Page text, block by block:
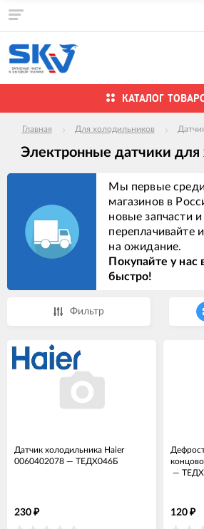
КАТАЛОГ
Главная Для холодильников
Электронные датчики для
Мы первые
магазинов в
новые запчасти
переплачивайте
на ожидание.
Покупайте у нас
быстро!
Фильтр
Датчик холодильника Haier
0060402078 — ТЕДХ046Б
230 ₽
—
120 ₽